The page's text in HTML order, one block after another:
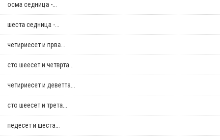
осма седница -...
шеста седница -...
четириесет и прва...
сто шеесет и четврта...
четириесет и деветта...
сто шеесет и трета...
педесет и шеста...